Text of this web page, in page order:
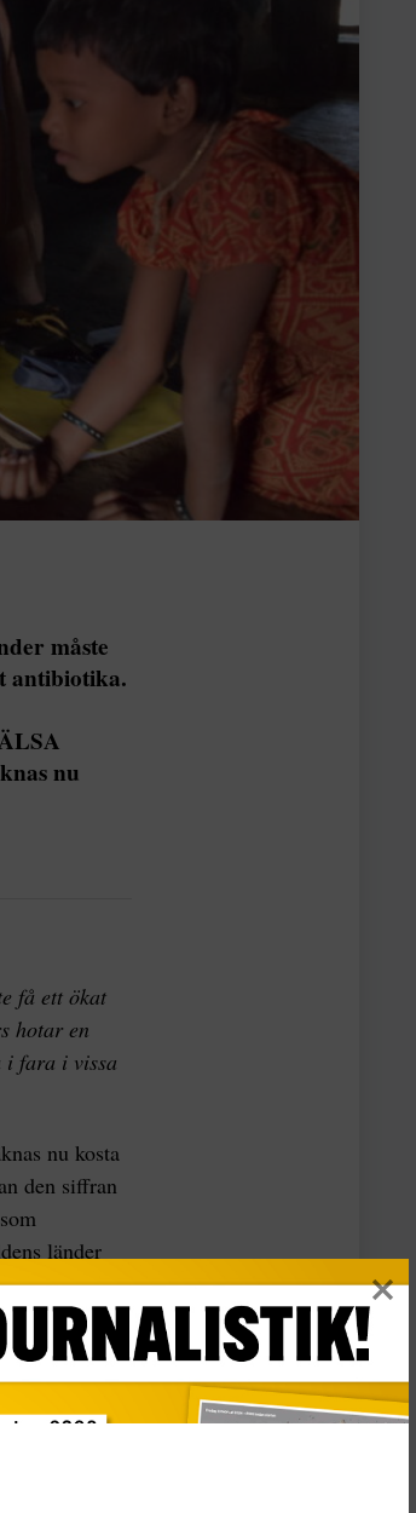
måste
antibiotika.
nu
få ett ökat
hotar en
i fara i vissa
nu kosta
den siffran
länder
av
har
blivit